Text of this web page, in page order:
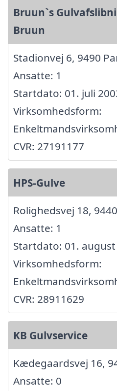
Bruun`s
Bruun
Stadionvej 6, 9490
Ansatte: 1
Startdato: 01. juli
Virksomhedsform:
CVR: 27191177
HPS-Gulve
Rolighedsvej 18,
Ansatte: 1
Startdato: 01. august
Virksomhedsform:
CVR: 28911629
KB Gulvservice
Kædegaardsvej 16,
Ansatte: 0